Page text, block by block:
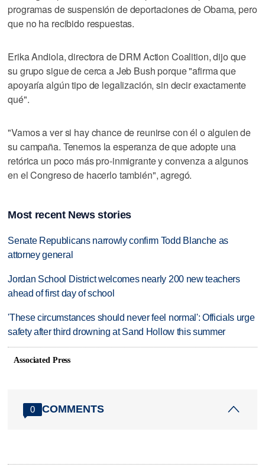
programas de suspensión de deportaciones de Obama, pero
que no ha recibido respuestas.
Erika Andiola, directora de DRM Action Coalition, dijo que
su grupo sigue de cerca a Jeb Bush porque "afirma que
apoyaría algún tipo de legalización, sin decir exactamente
qué".
"Vamos a ver si hay chance de reunirse con él o alguien de
su campaña. Tenemos la esperanza de que adopte una
retórica un poco más pro-inmigrante y convenza a algunos
en el Congreso de hacerlo también", agregó.
Most recent News stories
Senate Republicans narrowly confirm Todd Blanche as
attorney general
Jordan School District welcomes nearly 200 new teachers
ahead of first day of school
'These circumstances should never feel normal': Officials urge
safety after third drowning at Sand Hollow this summer
Associated Press
0 COMMENTS